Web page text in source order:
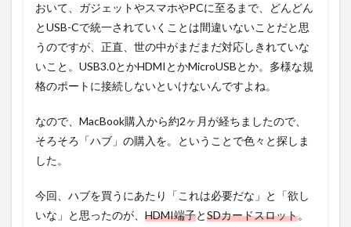
おいて、ガジェットやスマホやPCに至るまで、どんどん
とUSB-Cで統一されていくことは間違いないことだと思
うのですが、正直、世の中がまだまだ対応しきれていな
いこと。USB3.0とかHDMIとかMicroUSBとか。多様な規
格のポートに接続しないといけないんですよね。
なので、MacBook購入から約2ヶ月が経ちましたので、
そろそろ「ハブ」の購入を。ということで色々と探しま
した。
今回、ハブを買うにあたり「これは必要だな」と「欲し
いな」と思ったのが、 HDMI端子とSDカードスロット。